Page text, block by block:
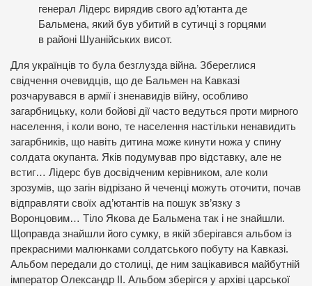
генерал Лідерс вирядив свого ад’ютанта де
Бальмена, який був убитий в сутичці з горцями
в районі Шуанійських висот.
Для українців то була безглузда війна. Збереглися
свідчення очевидців, що де Бальмен на Кавказі
розчарувався в армії і зненавидів війну, особливо
загарбницьку, коли бойові дії часто ведуться проти мирного
населення, і коли воно, те населення настільки ненавидить
загарбників, що навіть дитина може кинути ножа у спину
солдата окупанта. Яків подумував про відставку, але не
встиг… Лідерс був досвідченим керівником, але коли
зрозумів, що загін відрізано й чеченці можуть оточити, почав
відправляти своїх ад’ютантів на пошук зв’язку з
Воронцовим… Тіло Якова де Бальмена так і не знайшли.
Щоправда знайшли його сумку, в якій зберігався альбом із
прекрасними малюнками солдатського побуту на Кавказі.
Альбом передали до столиці, де ним зацікавився майбутній
імператор Олександр ІІ. Альбом зберігся у архіві царської